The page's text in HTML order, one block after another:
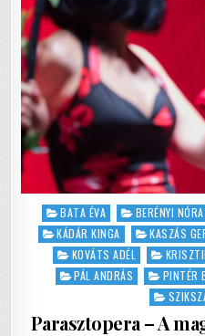
Posted
in
BATA ÉVA BERÉNYI
KÁDÁR KINGA
KASZÁS
KOVÁTS ADÉL
PÁL ANDRÁS
PINTÉR
Parasztopera – A